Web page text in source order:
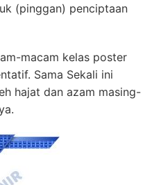
(pinggan) penciptaan
macam kelas poster
Sama Sekali ini
hajat dan azam masing-